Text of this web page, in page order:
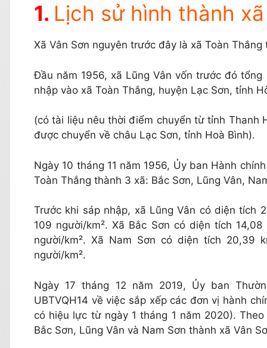
Lịch sử hình thành
Xã Vân Sơn nguyên trước đây là xã Toàn Thắng
Đầu năm 1956, xã Lũng Vân vốn trước đó
nhập vào xã Toàn Thắng, huyện Lạc Sơn, tỉnh
(có tài liệu nêu thời điểm chuyển từ tỉnh Thanh
được chuyển về châu Lạc Sơn, tỉnh Hoà Bình).
Ngày 10 tháng 11 năm 1956, Ủy ban Hành
Toàn Thắng thành 3 xã: Bắc Sơn, Lũng Vân,
Trước khi sáp nhập, xã Lũng Vân có diện tích
109 người/km². Xã Bắc Sơn có diện tích
người/km². Xã Nam Sơn có diện tích 20,39
người/km².
Ngày 17 tháng 12 năm 2019, Ủy ban
UBTVQH14 về việc sắp xếp các đơn vị hành
có hiệu lực từ ngày 1 tháng 1 năm 2020).
Bắc Sơn, Lũng Vân và Nam Sơn thành xã Vân